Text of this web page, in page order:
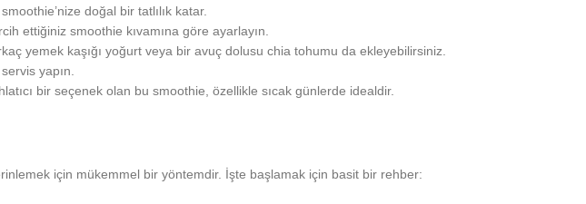
doğal bir tatlılık katar.
ettiğiniz smoothie kıvamına göre ayarlayın.
yemek kaşığı yoğurt veya bir avuç dolusu chia tohumu da ekleyebilirsiniz.
yapın.
bir seçenek olan bu smoothie, özellikle sıcak günlerde idealdir.
için mükemmel bir yöntemdir. İşte başlamak için basit bir rehber: